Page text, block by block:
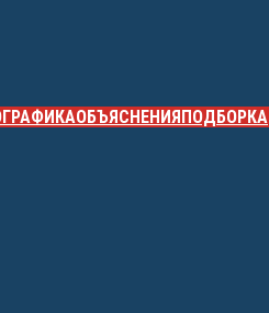
ОБЪЯСНЕНИЯПОДБОРКА